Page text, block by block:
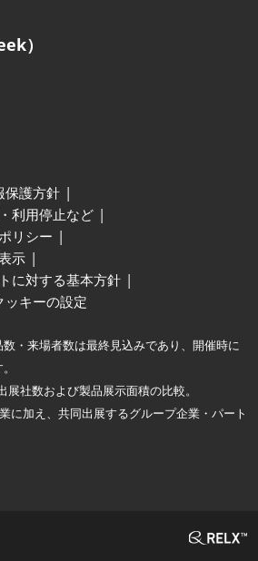
）
保護方針
利用停止など
リシー
示
に対する基本方針
ッキーの設定
・来場者数は最終見込みであり、開催時に
社数および製品展示面積の比較。
に加え、共同出展するグループ企業・パート